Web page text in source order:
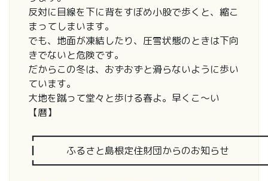
反対に目線を下に背をすぼめ小股で歩くと、縮こ
まってしまいます。
でも、地面が凍結したり、圧雪状態のときは下向
きでないと危険です。
だからこの冬は、おずおずと滑らないように歩い
ています。
大地を蹴って堂々と歩ける春よ。早くこ～い
【暦】
┃ ふるさと島根定住財団からのお知らせ